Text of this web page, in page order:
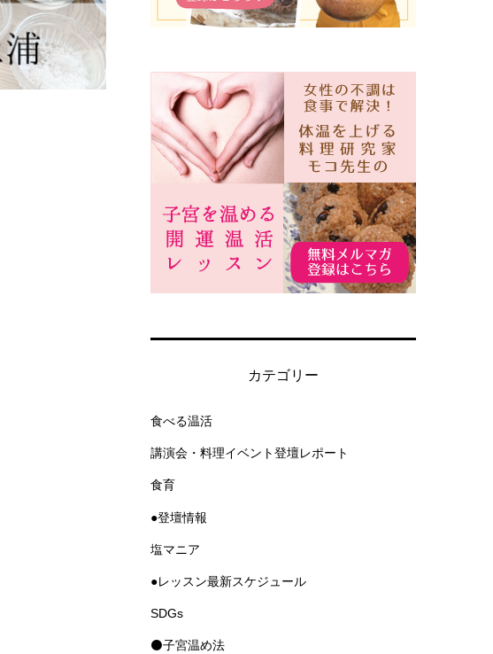
カテゴリー
食べる温活
講演会・料理イベント登壇レポート
食育
●登壇情報
塩マニア
●レッスン最新スケジュール
SDGs
⚫子宮温め法